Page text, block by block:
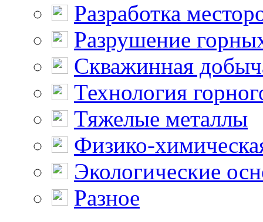
Разработка
Разрушение
Скважинная
Технология
Тяжелые металлы
Физико-
Экологические
Разное